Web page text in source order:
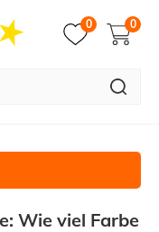
0 0
Wie viel Farbe